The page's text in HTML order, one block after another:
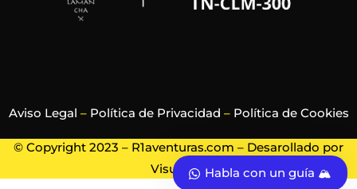
Aviso Legal – Política de Privacidad – Política de Cookies
© Copyright 2023 – R1aventuras.com – Desarollado por
VisualrecHabla con un guía 🏔️